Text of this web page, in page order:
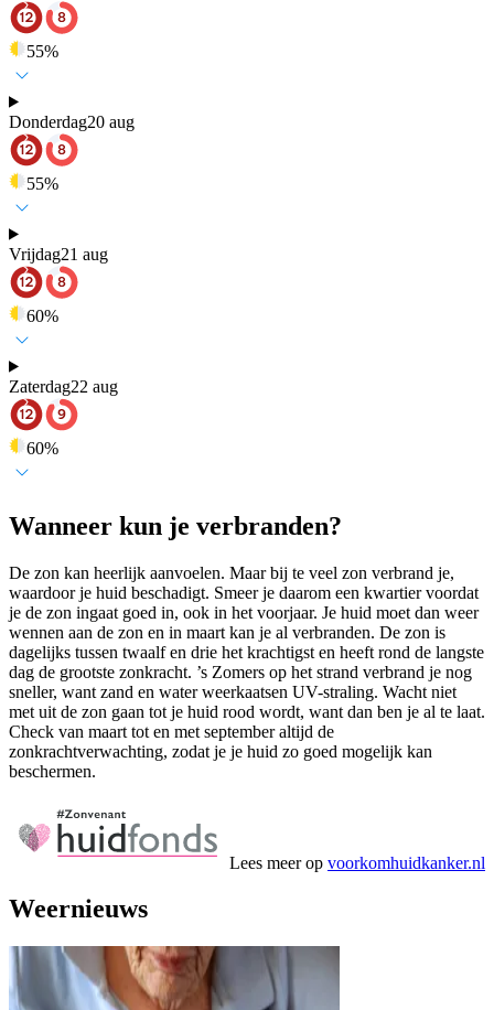
55%
Donderdag20 aug
55%
Vrijdag21 aug
60%
Zaterdag22 aug
60%
Wanneer kun je verbranden?
De zon kan heerlijk aanvoelen. Maar bij te veel zon verbrand je,
waardoor je huid beschadigt. Smeer je daarom een kwartier voordat
je de zon ingaat goed in, ook in het voorjaar. Je huid moet dan weer
wennen aan de zon en in maart kan je al verbranden. De zon is
dagelijks tussen twaalf en drie het krachtigst en heeft rond de langste
dag de grootste zonkracht. ’s Zomers op het strand verbrand je nog
sneller, want zand en water weerkaatsen UV-straling. Wacht niet
met uit de zon gaan tot je huid rood wordt, want dan ben je al te laat.
Check van maart tot en met september altijd de
zonkrachtverwachting, zodat je je huid zo goed mogelijk kan
beschermen.
Lees meer op voorkomhuidkanker.nl
Weernieuws